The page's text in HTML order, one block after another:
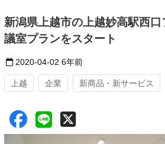
新潟県上越市の上越妙高駅西
議室プランをスタート
2020-04-02 6年前
上越 企業 新商品・新サービス